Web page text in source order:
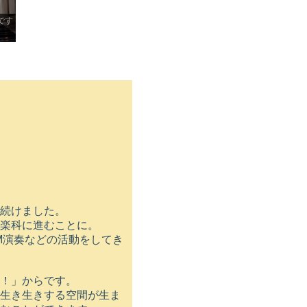
す
けました。
科に進むことに。
奏などの活動をしてき
」からです。
き生きする空間が生ま